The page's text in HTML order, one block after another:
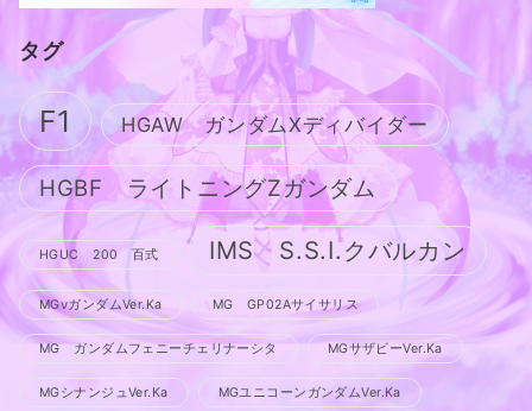
タグ
F1 HGAW ガンダムXディバイダー
HGBF ライトニングZガンダム
HGUC 200 百式 IMS S.S.I.クバルカン
MGνガンダムVer.Ka MG GP02Aサイサリス
MG ガンダムフェニーチェリナーシタ MGサザビーVer.Ka
MGシナンジュVer.Ka MGユニコーンガンダムVer.Ka